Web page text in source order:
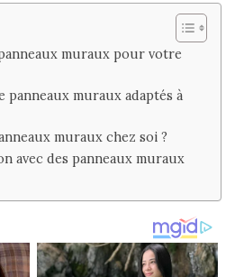
muraux pour votre
panneaux muraux adaptés à
muraux chez soi ?
avec des panneaux muraux